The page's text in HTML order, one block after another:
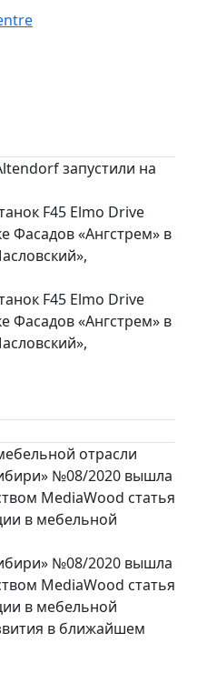
запустили на
F45 Elmo Drive
Фасадов «Ангстрем» в
F45 Elmo Drive
Фасадов «Ангстрем» в
отрасли
№08/2020 вышла
MediaWood статья
в мебельной
№08/2020 вышла
MediaWood статья
в мебельной
в ближайшем